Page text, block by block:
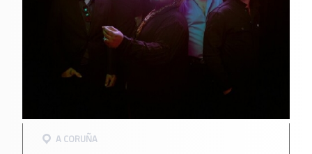
A CORUÑA